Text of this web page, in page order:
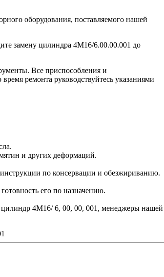
оборудования, поставляемого нашей
замену цилиндра 4М16/6.00.00.001 до
Все приспособления и
ремонта руководствуйтесь указаниями
и других деформаций.
по консервации и обезжириванию.
его по назначению.
цилиндр 4М16/ 6, 00, 00, 001, менеджеры нашей